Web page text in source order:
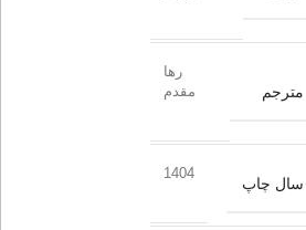
مترجم
رها
مقدم
سال چاپ
1404